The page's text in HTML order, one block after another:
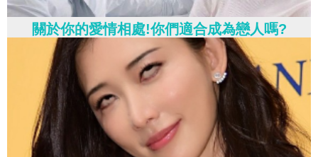
關於你的愛情相處!你們適合成為戀人嗎?